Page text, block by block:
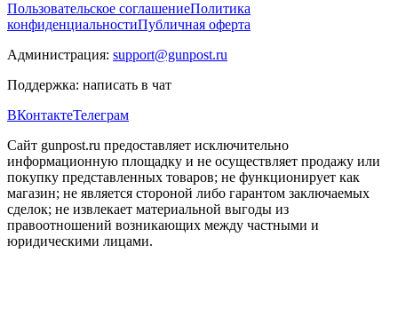
Пользовательское соглашениеПолитика
конфиденциальностиПубличная оферта
Администрация: support@gunpost.ru
Поддержка: написать в чат
ВКонтактеТелеграм
Сайт gunpost.ru предоставляет исключительно
информационную площадку и не осуществляет продажу или
покупку представленных товаров; не функционирует как
магазин; не является стороной либо гарантом заключаемых
сделок; не извлекает материальной выгоды из
правоотношений возникающих между частными и
юридическими лицами.